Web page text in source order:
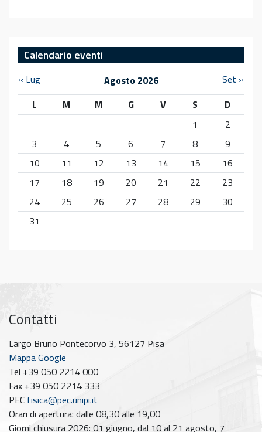
Calendario eventi
Agosto 2026
L
M M G V S D
« Lug Set »
1
2
3
4 5 6 7 8
9
10
11 12 13 14 15
16
17
18 19 20 21 22
23
24
25 26 27 28 29
30
31
Contatti
Largo Bruno Pontecorvo 3, 56127 Pisa
Mappa Google
Tel +39 050 2214 000
Fax +39 050 2214 333
PEC fisica@pec.unipi.it
Orari di apertura: dalle 08,30 alle 19,00
Giorni chiusura 2026: 01 giugno, dal 10 al 21 agosto, 7